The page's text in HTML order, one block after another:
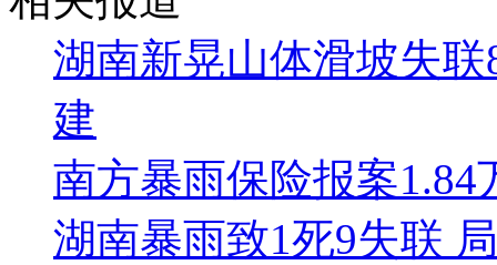
湖南新晃山体滑坡失
建
南方暴雨保险报案1.84
湖南暴雨致1死9失联